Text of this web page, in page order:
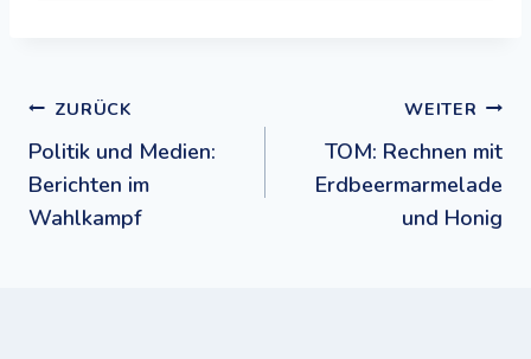
Beitragsnavigation
ZURÜCK
Politik und Medien:
Berichten im
Wahlkampf
WEITER
TOM: Rechnen mit
Erdbeermarmelade
und Honig